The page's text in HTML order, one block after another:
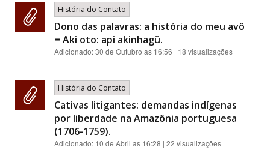
História do Contato
Dono das palavras: a história do meu avô
= Aki oto: api akinhagü.
Adicionado:30 de Outubro as 16:56 | 18 visualizações
História do Contato
Cativas litigantes: demandas indígenas
por liberdade na Amazônia portuguesa
(1706-1759).
Adicionado: 10 de Abril as 16:28 | 22 visualizações